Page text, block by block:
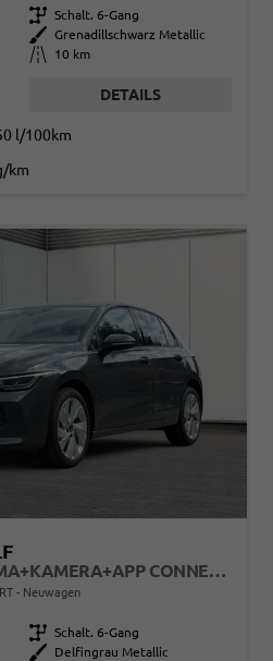
Getriebe Schalt. 6-Gang
Außenfarbe
Grenadillschwarz Metallic
Kilometerstand 10 km
DETAILS
l/100km
km
PRIME ACC+SHZ+KLIMA+KAMERA+APP CONNECT+LED+17" ALU
Neuwagen
Getriebe Schalt. 6-Gang
Außenfarbe
Delfingrau Metallic